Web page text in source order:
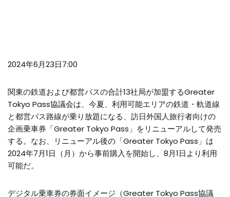
2024年6月23日7:00
関東の鉄道および都営バスの合計13社局が加盟するGreater
Tokyo Pass協議会は、今夏、利用可能エリアの鉄道・軌道線
と都営バス路線が乗り放題になる、訪日外国人旅行者向けの
企画乗車券「Greater Tokyo Pass」をリニューアルして発売
する。なお、リニューアル後の「Greater Tokyo Pass」は
2024年7月1日（月）から事前購入を開始し、8月1日より利用
可能だ。
デジタル乗車券の券面イメージ（Greater Tokyo Pass協議